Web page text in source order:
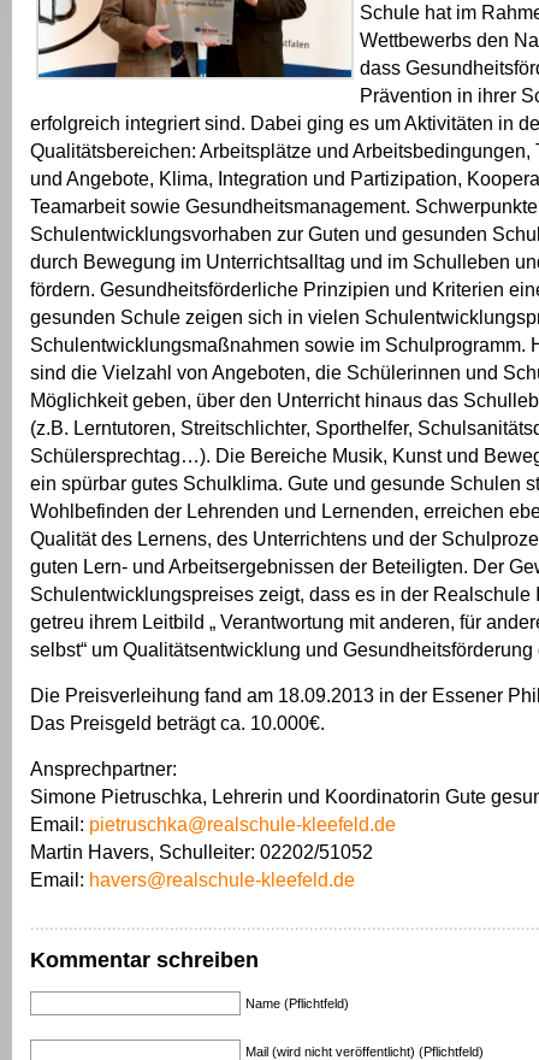
Schule hat im
Wettbewerbs den
dass
Prävention in ihrer
erfolgreich integriert sind. Dabei ging es um Aktivitäten in
Qualitätsbereichen: Arbeitsplätze und Arbeitsbedingungen,
und Angebote, Klima, Integration und Partizipation,
Teamarbeit sowie Gesundheitsmanagement.
Schulentwicklungsvorhaben zur Guten und gesunden
durch Bewegung im Unterrichtsalltag und im Schulleben
fördern. Gesundheitsförderliche Prinzipien und Kriterien
gesunden Schule zeigen sich in vielen
Schulentwicklungsmaßnahmen sowie im Schulprogramm.
sind die Vielzahl von Angeboten, die Schülerinnen und
Möglichkeit geben, über den Unterricht hinaus das
(z.B. Lerntutoren, Streitschlichter, Sporthelfer,
Schülersprechtag…). Die Bereiche Musik, Kunst und
ein spürbar gutes Schulklima. Gute und gesunde Schulen
Wohlbefinden der Lehrenden und Lernenden, erreichen
Qualität des Lernens, des Unterrichtens und der
guten Lern- und Arbeitsergebnissen der Beteiligten. Der
Schulentwicklungspreises zeigt, dass es in der Realschule
getreu ihrem Leitbild „ Verantwortung mit anderen, für
selbst“ um Qualitätsentwicklung und Gesundheitsförderung
Die Preisverleihung fand am 18.09.2013 in der Essener
Das Preisgeld beträgt ca. 10.000€.
Ansprechpartner:
Simone Pietruschka, Lehrerin und Koordinatorin Gute
Email: pietruschka@realschule-kleefeld.de
Martin Havers, Schulleiter: 02202/51052
Email: havers@realschule-kleefeld.de
Kommentar schreiben
Name (Pflichtfeld)
Mail (wird nicht veröffentlicht) (Pflichtfeld)